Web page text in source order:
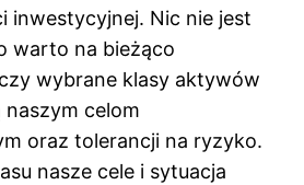
inwestycyjnej. Nic nie jest
warto na bieżąco
wybrane klasy aktywów
celom
oraz tolerancji na ryzyko.
nasze cele i sytuacja